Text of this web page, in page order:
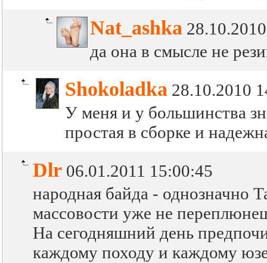
Nat_ashka
да она в смысле не
Shokoladka 28.10.2010
У меня и у большинства
простая в сборке и
Dlr 06.01.2011 15:00:45
народная байда - однозначно
массовости уже не
На сегодняшний день
каждому походу и каждому